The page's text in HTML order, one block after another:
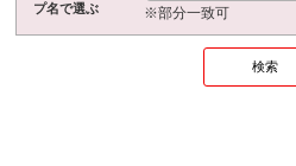
プ名で選ぶ
※部分一致可